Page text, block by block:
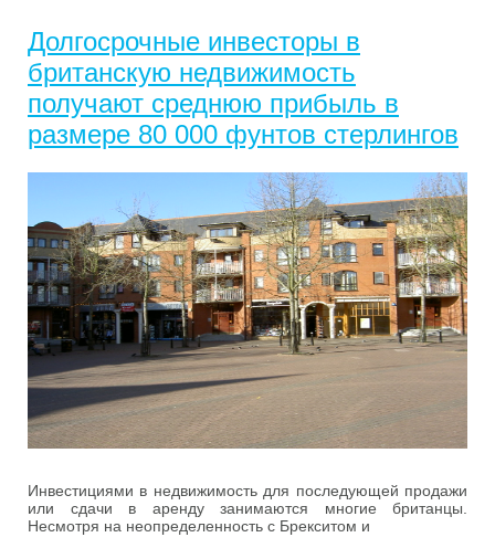
Долгосрочные инвесторы в
британскую недвижимость
получают среднюю прибыль в
размере 80 000 фунтов стерлингов
Инвестициями в недвижимость для последующей продажи
или сдачи в аренду занимаются многие британцы.
Несмотря на неопределенность с Брекситом и